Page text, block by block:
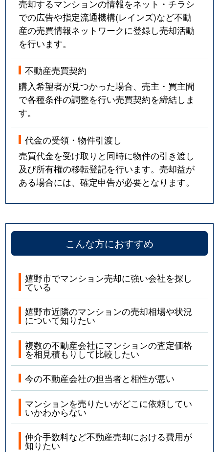
売却するマンションの情報をネット・チラシ
での広告や指定流通機構(レインズ)など不動
産の売買情報ネットワークに登録し売却活動
を行います。
不動産売買契約
購入希望者が見つかった場合、売主・買主間
で各種条件の調整を行い売買契約を締結しま
す。
代金の受領・物件引渡し
売買代金を受け取りと同時に物件の引き渡し
及び所有権の移転登記を行います。売却益が
ある場合には、確定申告が必要となります。
こんな方におすすめ
嬉野市でマンション売却に強い会社を探し
ている
嬉野市近隣のマンションの売却相場や状況
について知りたい
複数の不動産会社にマンションの査定価格
を相見積もりして比較したい
今の不動産会社の担当者と相性が悪い
マンションを売りたいがどこに依頼してい
いかわからない
仲介手数料など不動産売却における費用が
知りたい